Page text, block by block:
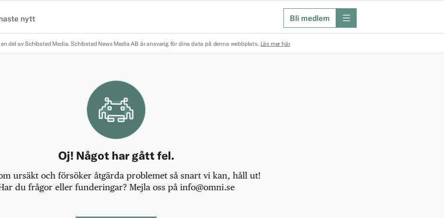
nytt Bli medlem meny
del av Schibsted Media. Schibsted News Media AB är ansvarig för dina data på denna webbplats. Läs mer här
Oj! Något har gått fel.
ursäkt och försöker åtgärda problemet så snart vi kan, håll ut!
du frågor eller funderingar? Mejla oss på info@omni.se